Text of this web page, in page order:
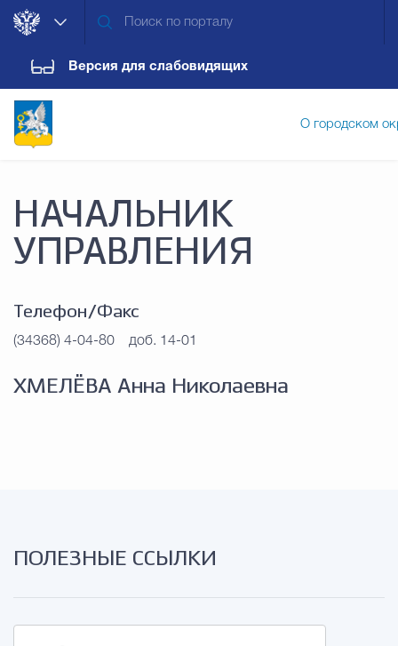
Версия для слабовидящих
О городском
Дума городского округа
Новости
Городская среда
Экономика Муниципальные
НАЧАЛЬНИК
УПРАВЛЕНИЯ
Телефон/Факс
(34368) 4-04-80 доб. 14-01
ХМЕЛЁВА Анна Николаевна
ПОЛЕЗНЫЕ ССЫЛКИ